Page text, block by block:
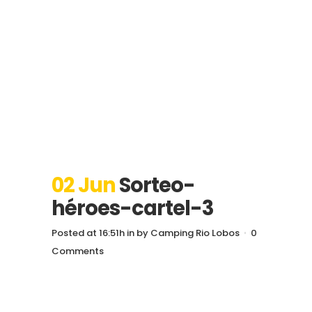
02 JunSorteo-
héroes-cartel-3
Posted at 16:51h in by Camping Rio Lobos
0
Comments